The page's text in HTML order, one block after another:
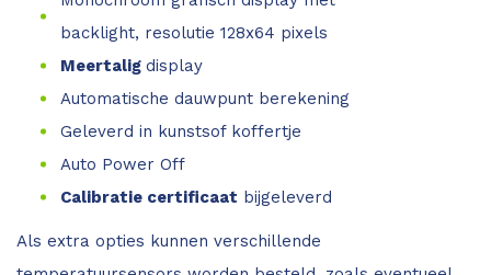
backlight, resolutie 128x64 pixels
Meertalig display
Automatische dauwpunt berekening
Geleverd in kunstsof koffertje
Auto Power Off
Calibratie certificaat bijgeleverd
Als extra opties kunnen verschillende